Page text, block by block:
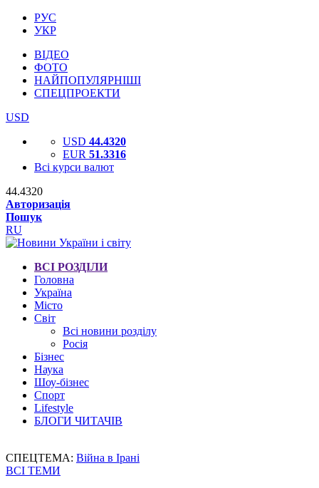
РУС
УКР
ВІДЕО
ФОТО
НАЙПОПУЛЯРНІШІ
СПЕЦПРОЕКТИ
USD
USD 44.4320
EUR 51.3316
Всі курси валют
44.4320
Авторизація
Пошук
RU
ВСІ РОЗДІЛИ
Головна
Україна
Місто
Світ
Всі новини розділу
Росія
Бізнес
Наука
Шоу-бізнес
Спорт
Lifestyle
БЛОГИ ЧИТАЧІВ
СПЕЦТЕМА: Війна в Ірані
ВСІ ТЕМИ